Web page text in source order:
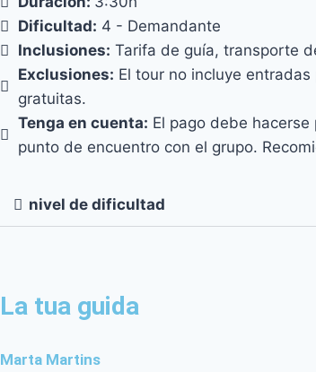
Dificultad: 4 - Demandante
Inclusiones: Tarifa de guía, transporte
Exclusiones: El tour no incluye
gratuitas.
Tenga en cuenta: El pago debe
punto de encuentro con el grupo.
nivel de dificultad
La tua guida
Marta Martins